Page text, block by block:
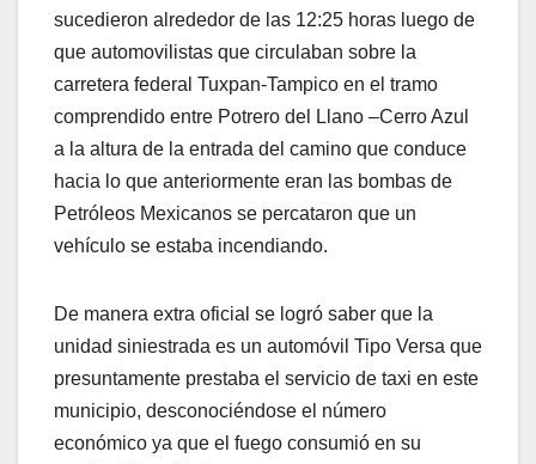
sucedieron alrededor de las 12:25 horas luego de
que automovilistas que circulaban sobre la
carretera federal Tuxpan-Tampico en el tramo
comprendido entre Potrero del Llano –Cerro Azul
a la altura de la entrada del camino que conduce
hacia lo que anteriormente eran las bombas de
Petróleos Mexicanos se percataron que un
vehículo se estaba incendiando.
De manera extra oficial se logró saber que la
unidad siniestrada es un automóvil Tipo Versa que
presuntamente prestaba el servicio de taxi en este
municipio, desconociéndose el número
económico ya que el fuego consumió en su